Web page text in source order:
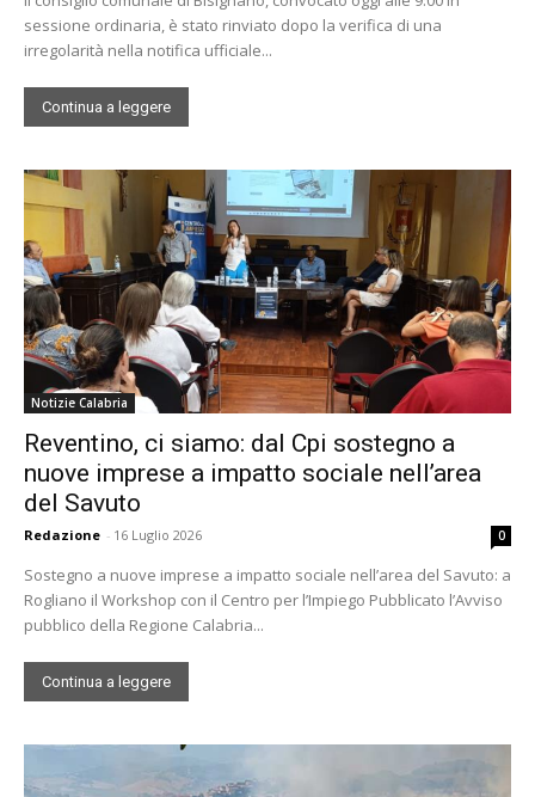
sessione ordinaria, è stato rinviato dopo la verifica di una
irregolarità nella notifica ufficiale...
Continua a leggere
Notizie Calabria
Reventino, ci siamo: dal Cpi sostegno a
nuove imprese a impatto sociale nell’area
del Savuto
Redazione - 16 Luglio 2026 0
Sostegno a nuove imprese a impatto sociale nell’area del Savuto: a
Rogliano il Workshop con il Centro per l’Impiego Pubblicato l’Avviso
pubblico della Regione Calabria...
Continua a leggere